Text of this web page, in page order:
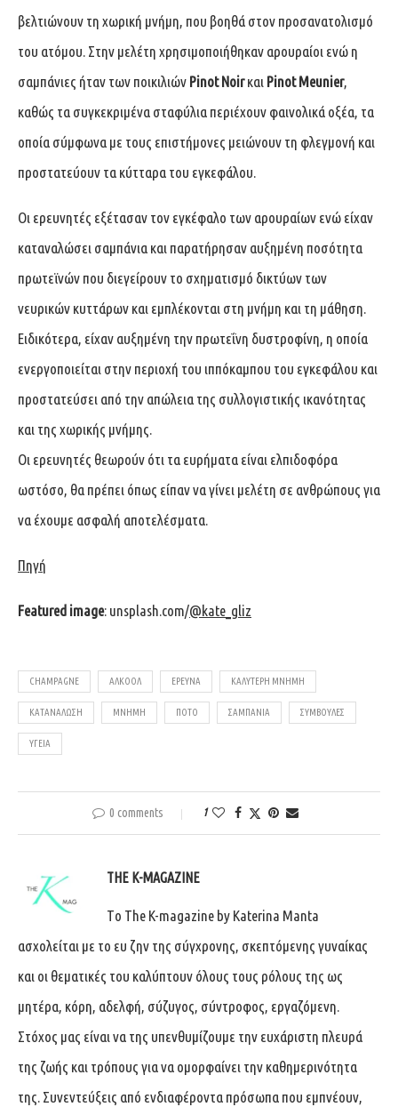
βελτιώνουν τη χωρική μνήμη, που βοηθά στον προσανατολισμό
του ατόμου. Στην μελέτη χρησιμοποιήθηκαν αρουραίοι ενώ η
σαμπάνιες ήταν των ποικιλιών Pinot Noirκαι Pinot Meunier,
καθώς τα συγκεκριμένα σταφύλια περιέχουν φαινολικά οξέα, τα
οποία σύμφωνα με τους επιστήμονες μειώνουν τη φλεγμονή και
προστατεύουν τα κύτταρα του εγκεφάλου.
Οι ερευνητές εξέτασαν τον εγκέφαλο των αρουραίων ενώ είχαν
καταναλώσει σαμπάνια και παρατήρησαν αυξημένη ποσότητα
πρωτεϊνών που διεγείρουν το σχηματισμό δικτύων των
νευρικών κυττάρων και εμπλέκονται στη μνήμη και τη μάθηση.
Ειδικότερα, είχαν αυξημένη την πρωτεΐνη δυστροφίνη, η οποία
ενεργοποιείται στην περιοχή του ιππόκαμπου του εγκεφάλου και
προστατεύσει από την απώλεια της συλλογιστικής ικανότητας
και της χωρικής μνήμης.
Οι ερευνητές θεωρούν ότι τα ευρήματα είναι ελπιδοφόρα
ωστόσο, θα πρέπει όπως είπαν να γίνει μελέτη σε ανθρώπους για
να έχουμε ασφαλή αποτελέσματα.
Πηγή
Featured image: unsplash.com/@kate_gliz
CHAMPAGNE ΑΛΚΟΟΛ ΈΡΕΥΝΑ ΚΑΛΎΤΕΡΗ ΜΝΉΜΗ
ΚΑΤΑΝΆΛΩΣΗ ΜΝΉΜΗ ΠΟΤΌ ΣΑΜΠΆΝΙΑ ΣΥΜΒΟΥΛΈΣ
ΥΓΕΊΑ
0 comments 1
THE K-MAGAZINE
Tο The K-magazine by Katerina Manta
ασχολείται με το ευ ζην της σύγχρονης, σκεπτόμενης γυναίκας
και οι θεματικές του καλύπτουν όλους τους ρόλους της ως
μητέρα, κόρη, αδελφή, σύζυγος, σύντροφος, εργαζόμενη.
Στόχος μας είναι να της υπενθυμίζουμε την ευχάριστη πλευρά
της ζωής και τρόπους για να ομορφαίνει την καθημερινότητα
της. Συνεντεύξεις από ενδιαφέροντα πρόσωπα που εμπνέουν,